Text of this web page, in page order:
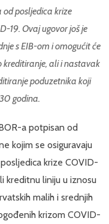
posljedica krize
19. Ovaj ugovor još je
s EIB-om i omogućit će
ali i nastavak
poduzetnika koji
godina.
a potpisan od
kojim se osiguravaju
krize COVID-
kreditnu liniju u iznosu
malih i srednjih
krizom COVID-